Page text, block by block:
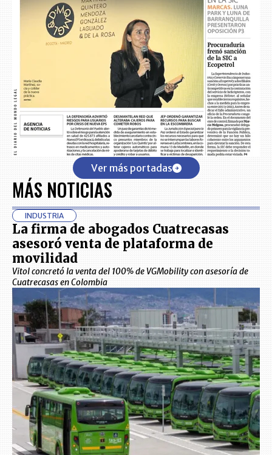
Ver más portadas
MÁS NOTICIAS
INDUSTRIA
La firma de abogados Cuatrecasas
asesoró venta de plataforma de
movilidad
Vitol concretó la venta del 100% de VGMobility con asesoría de
Cuatrecasas en Colombia